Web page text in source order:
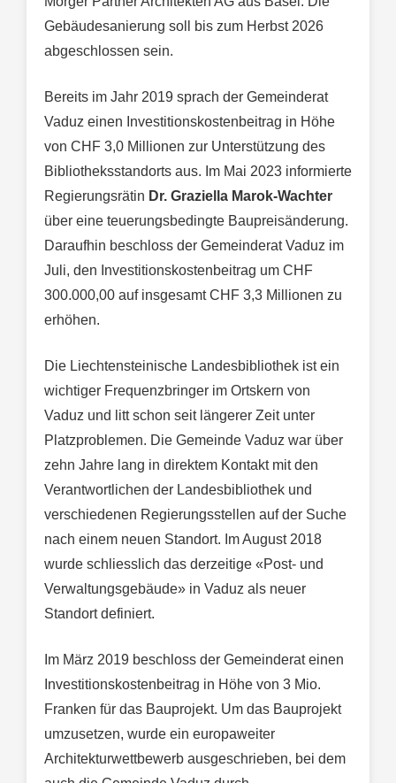
Gebäudesanierung soll bis zum Herbst 2026
abgeschlossen sein.
Bereits im Jahr 2019 sprach der Gemeinderat
Vaduz einen Investitionskostenbeitrag in Höhe
von CHF 3,0 Millionen zur Unterstützung des
Bibliotheksstandorts aus. Im Mai 2023 informierte
Regierungsrätin Dr. Graziella Marok-Wachter
über eine teuerungsbedingte Baupreisänderung.
Daraufhin beschloss der Gemeinderat Vaduz im
Juli, den Investitionskostenbeitrag um CHF
300.000,00 auf insgesamt CHF 3,3 Millionen zu
erhöhen.
Die Liechtensteinische Landesbibliothek ist ein
wichtiger Frequenzbringer im Ortskern von
Vaduz und litt schon seit längerer Zeit unter
Platzproblemen. Die Gemeinde Vaduz war über
zehn Jahre lang in direktem Kontakt mit den
Verantwortlichen der Landesbibliothek und
verschiedenen Regierungsstellen auf der Suche
nach einem neuen Standort. Im August 2018
wurde schliesslich das derzeitige «Post- und
Verwaltungsgebäude» in Vaduz als neuer
Standort definiert.
Im März 2019 beschloss der Gemeinderat einen
Investitionskostenbeitrag in Höhe von 3 Mio.
Franken für das Bauprojekt. Um das Bauprojekt
umzusetzen, wurde ein europaweiter
Architekturwettbewerb ausgeschrieben, bei dem